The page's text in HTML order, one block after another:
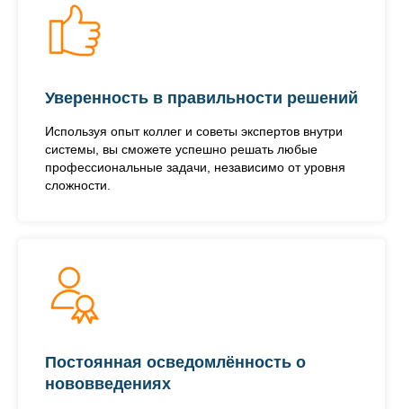
Уверенность в правильности решений
Используя опыт коллег и советы экспертов внутри
системы, вы сможете успешно решать любые
профессиональные задачи, независимо от уровня
сложности.
Постоянная осведомлённость о
нововведениях